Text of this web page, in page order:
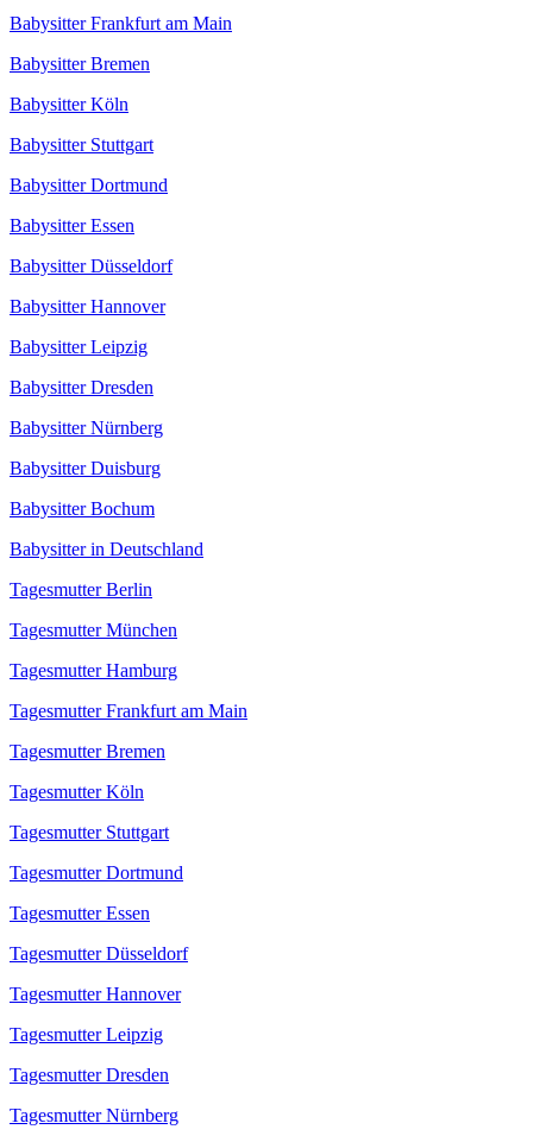
Babysitter Frankfurt am Main
Babysitter Bremen
Babysitter Köln
Babysitter Stuttgart
Babysitter Dortmund
Babysitter Essen
Babysitter Düsseldorf
Babysitter Hannover
Babysitter Leipzig
Babysitter Dresden
Babysitter Nürnberg
Babysitter Duisburg
Babysitter Bochum
Babysitter in Deutschland
Tagesmutter Berlin
Tagesmutter München
Tagesmutter Hamburg
Tagesmutter Frankfurt am Main
Tagesmutter Bremen
Tagesmutter Köln
Tagesmutter Stuttgart
Tagesmutter Dortmund
Tagesmutter Essen
Tagesmutter Düsseldorf
Tagesmutter Hannover
Tagesmutter Leipzig
Tagesmutter Dresden
Tagesmutter Nürnberg